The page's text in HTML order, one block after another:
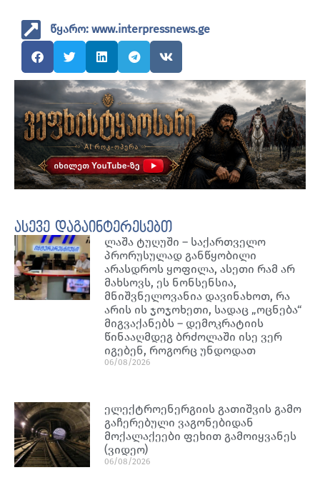
წყარო: www.interpressnews.ge
ასევე დაგაინტერესებთ
ლაშა ტუღუში – საქართველო
პრორუსულად განწყობილი
არასდროს ყოფილა, ასეთი რამ არ
მახსოვს, ეს ნონსენსია,
მნიშვნელოვანია დავინახოთ, რა
არის ის ჯოჯოხეთი, სადაც „ოცნება“
მიგვაქანებს – დემოკრატიის
წინააღმდეგ ბრძოლაში ისე ვერ
იგებენ, როგორც უნდოდათ
06/08/2026
ელექტროენერგიის გათიშვის გამო
გაჩერებული ვაგონებიდან
მოქალაქეები ფეხით გამოიყვანეს
(ვიდეო)
06/08/2026